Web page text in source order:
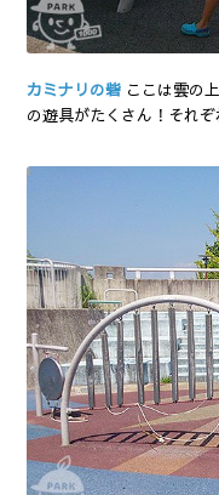
カミナリの砦 ここは雲の
の遊具がたくさん！それ